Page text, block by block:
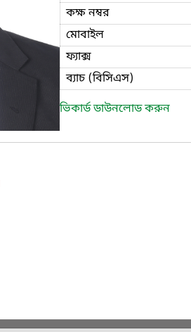
কক্ষ নম্বর
মোবাইল
ফ্যাক্স
ব্যাচ (বিসিএস)
ভিকার্ড ডাউনলোড করুন